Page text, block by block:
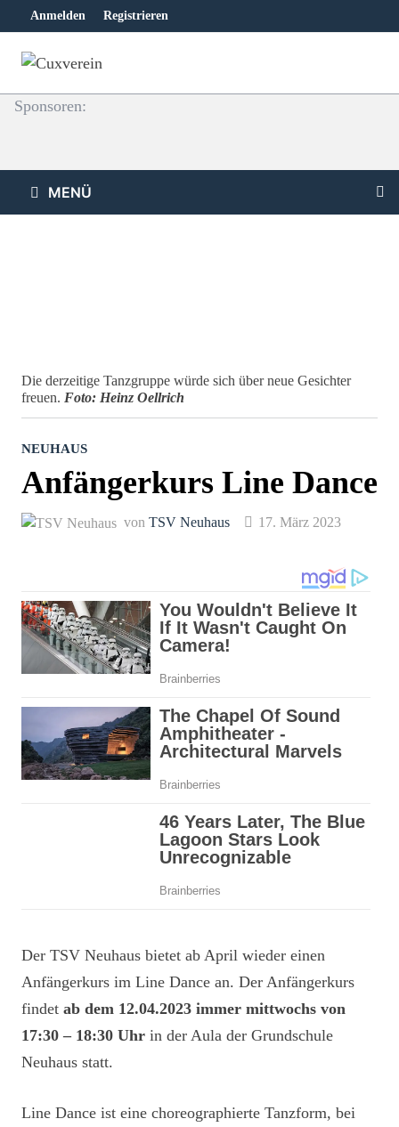
Inhalt
springen
Anmelden Registrieren
Sponsoren:
MENÜ
Die derzeitige Tanzgruppe würde sich über neue Gesichter
freuen. Foto: Heinz Oellrich
NEUHAUS
Anfängerkurs Line Dance
von TSV Neuhaus 17. März 2023
Der TSV Neuhaus bietet ab April wieder einen
Anfängerkurs im Line Dance an. Der Anfängerkurs
findet ab dem 12.04.2023 immer mittwochs von
17:30 – 18:30 Uhr in der Aula der Grundschule
Neuhaus statt.
Line Dance ist eine choreographierte Tanzform, bei